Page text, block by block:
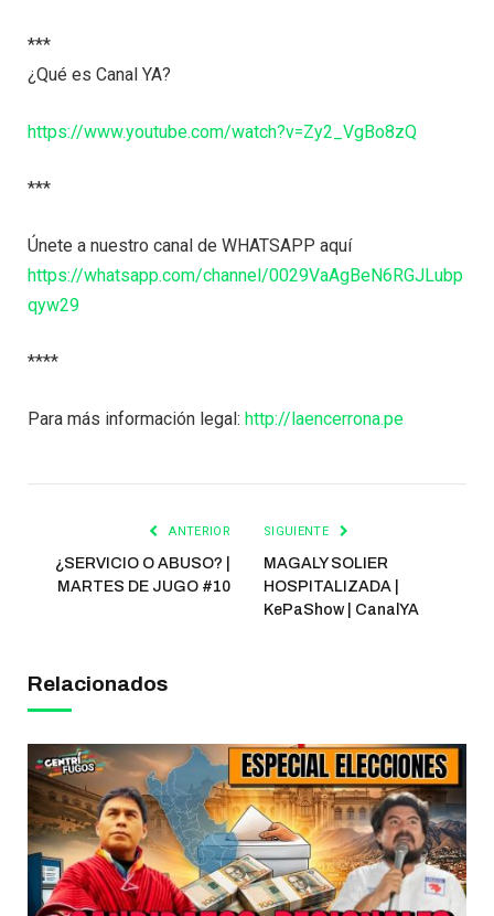
***
¿Qué es Canal YA?
https://www.youtube.com/watch?v=Zy2_VgBo8zQ
***
Únete a nuestro canal de WHATSAPP aquí
https://whatsapp.com/channel/0029VaAgBeN6RGJLubp
qyw29
****
Para más información legal: http://laencerrona.pe
ANTERIOR
¿SERVICIO O ABUSO? |
MARTES DE JUGO #10
SIGUIENTE
MAGALY SOLIER
HOSPITALIZADA |
KePaShow | CanalYA
Relacionados